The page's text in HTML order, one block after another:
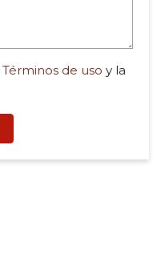
Términos de uso y la